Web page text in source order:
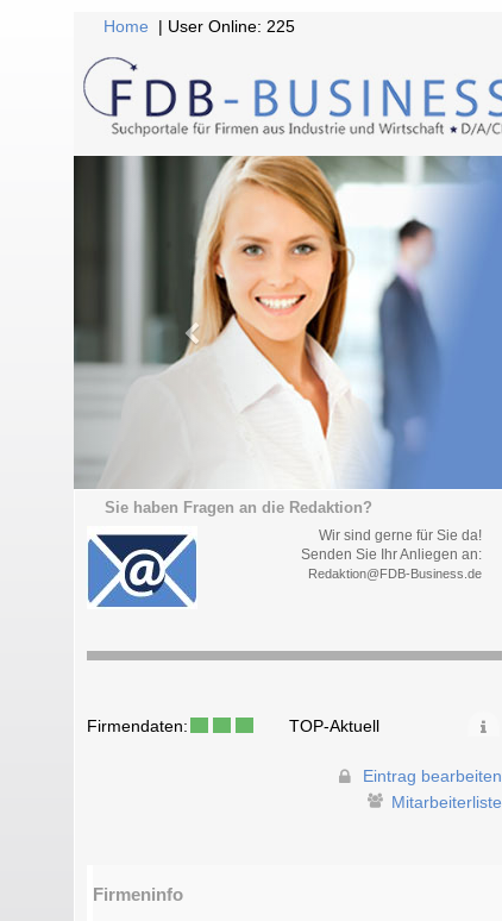
Home | User Online: 225
Sie haben Fragen an die Redaktion?
Wir sind gerne für Sie da!
Senden Sie Ihr Anliegen an:
Redaktion@FDB-Business.de
Firmendaten: TOP-Aktuell
Eintrag bearbeiten
Mitarbeiterliste
Firmeninfo